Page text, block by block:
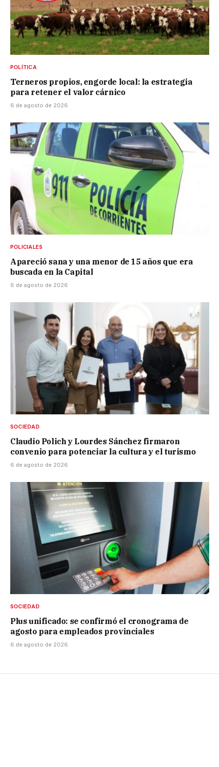
POLÍTICA
Terneros propios, engorde local: la estrategia
para retener el valor cárnico
6 de agosto de 2026
POLICIALES
Apareció sana y una menor de 15 años que era
buscada en la Capital
6 de agosto de 2026
SOCIEDAD
Claudio Polich y Lourdes Sánchez firmaron
convenio para potenciar la cultura y el turismo
6 de agosto de 2026
SOCIEDAD
Plus unificado: se confirmó el cronograma de
agosto para empleados provinciales
6 de agosto de 2026